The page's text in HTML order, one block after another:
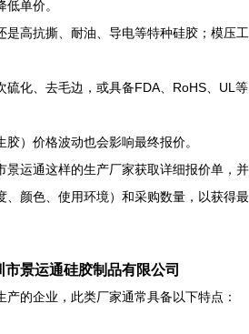
单价。
是高抗撕、耐油、导电等特种硅胶；模压工
硫化、去毛边，或具备FDA、RoHS、UL等
胶）价格波动也会影响最终报价。
景运通这样的生产厂家获取详细报价单，并
、颜色、使用环境）和采购数量，以获得最
景运通硅胶制品有限公司
的企业，此类厂家通常具备以下特点：